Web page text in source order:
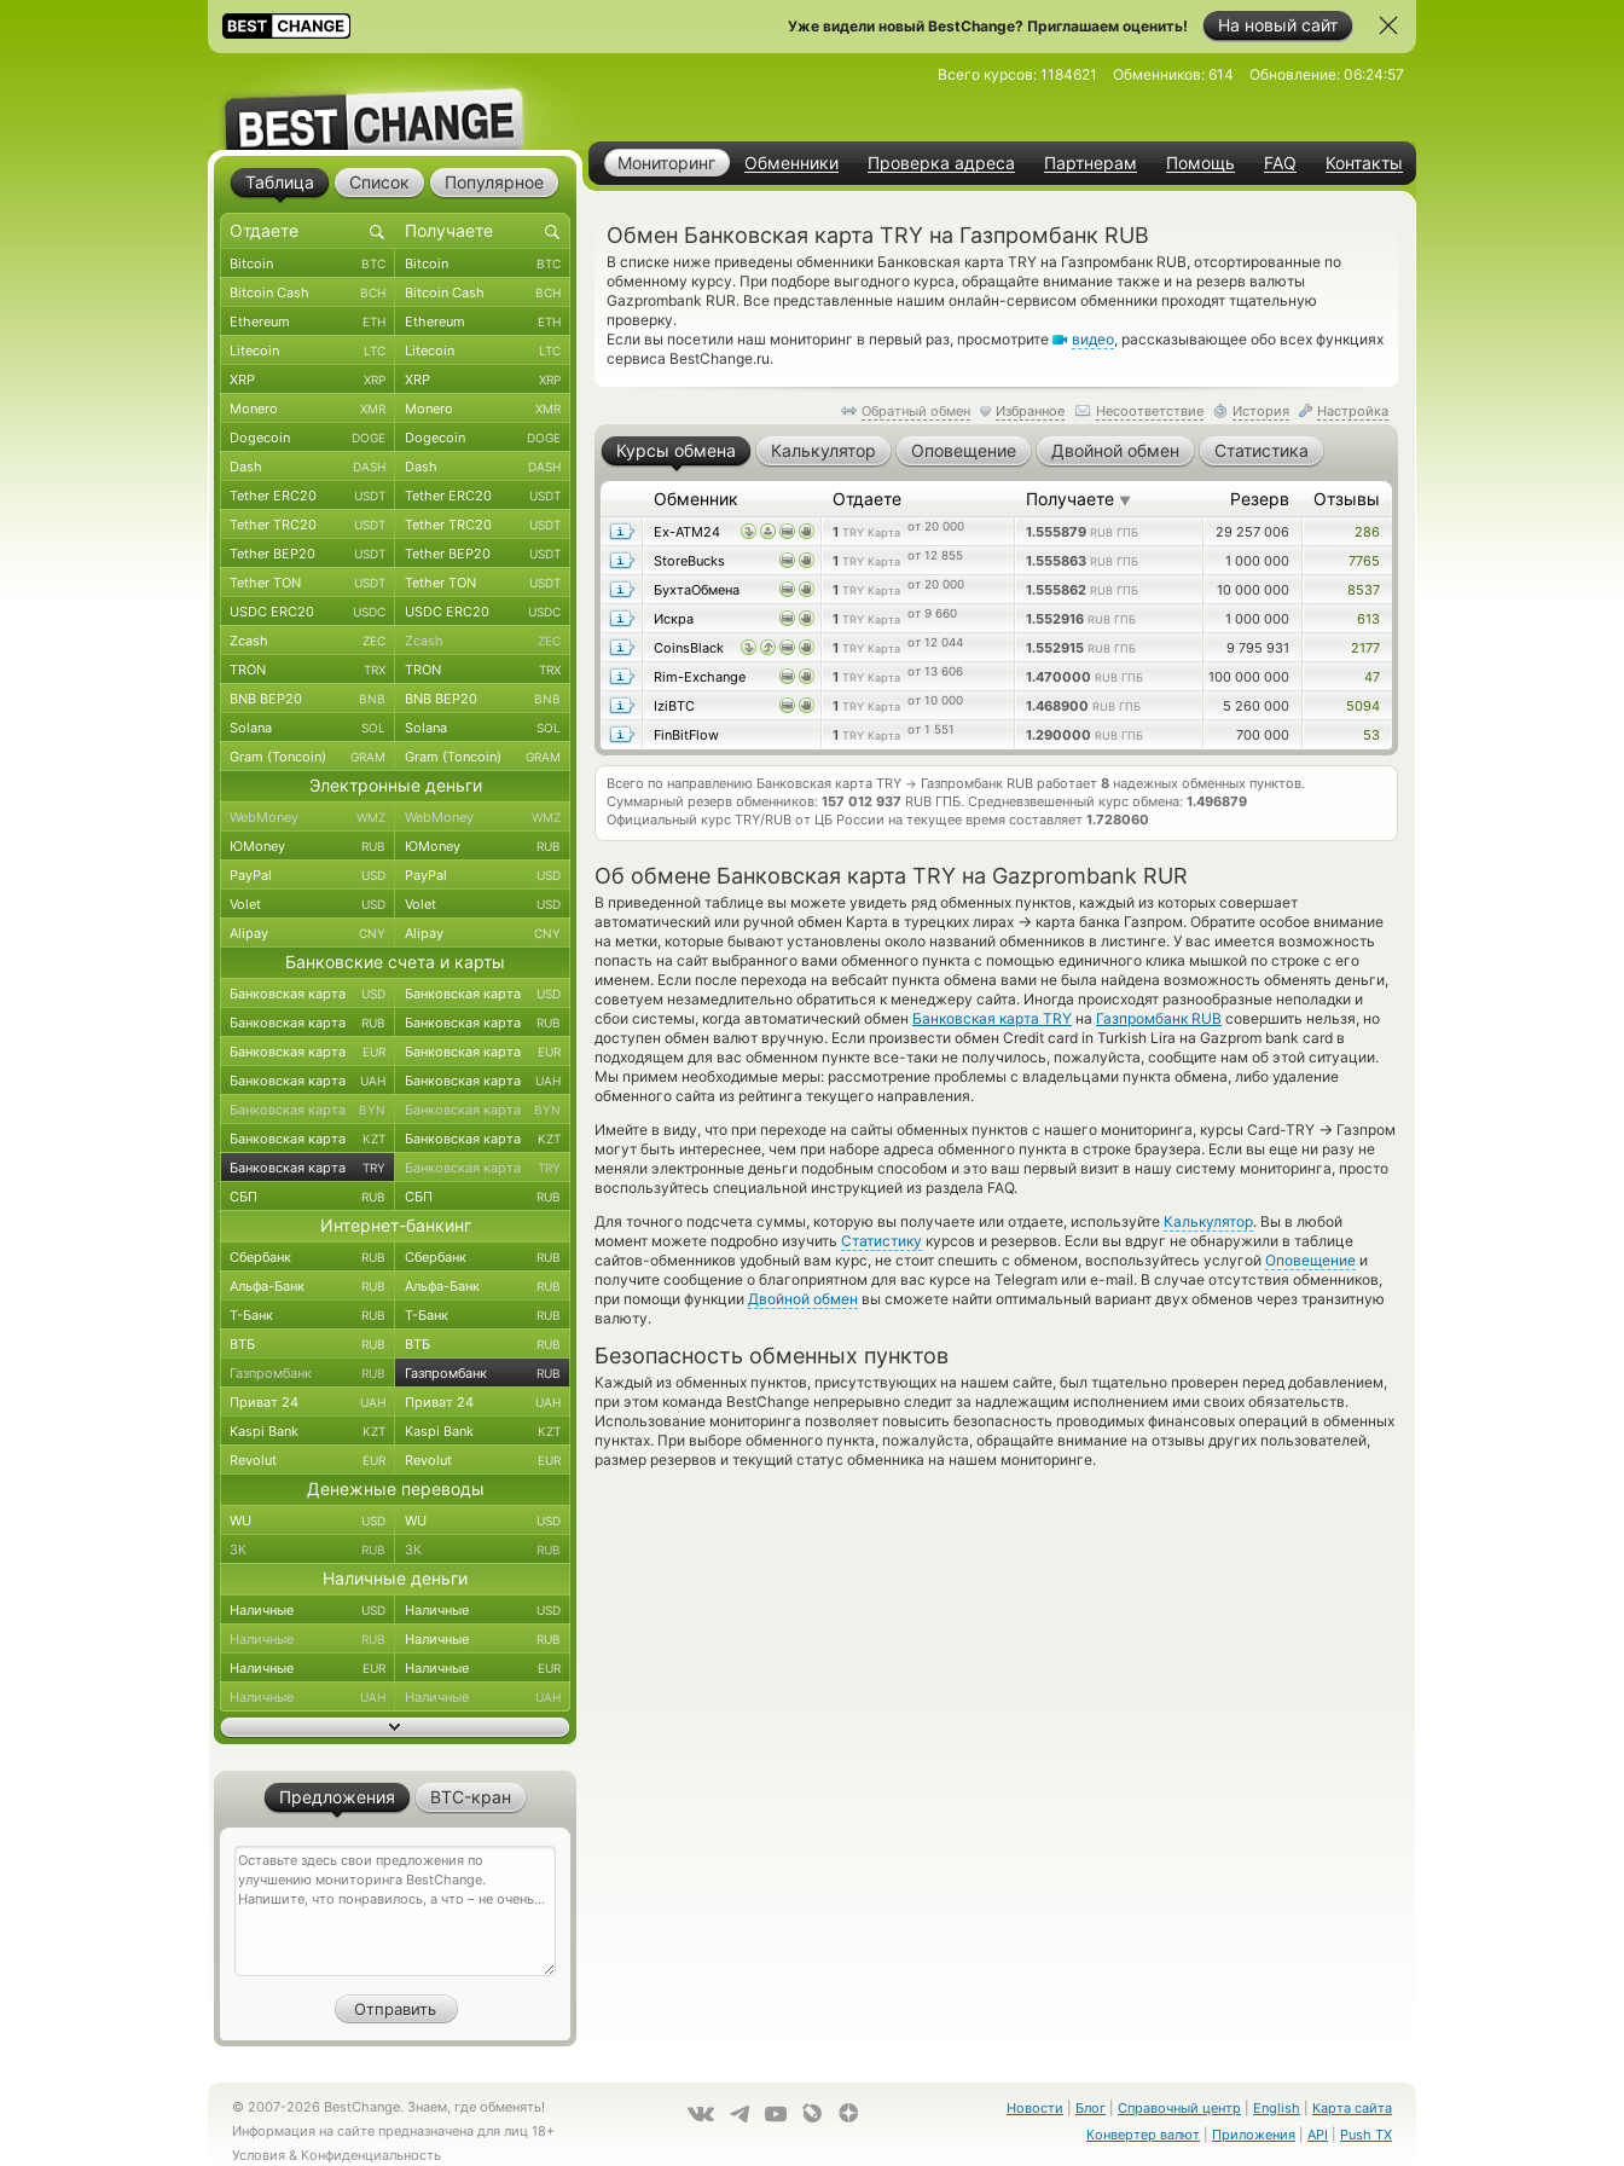
На новый сайт
Уже видели новый BestChange? Приглашаем оценить!
Мониторинг Обменники Проверка адреса Партнерам Помощь FAQ Контакты
Всего курсов: 1184621 Обменников: 614 Обновление: 06:24:57
Обмен Банковская карта TRY на Газпромбанк RUB
В списке ниже приведены обменники Банковская карта TRY на Газпромбанк RUB, отсортированные по
обменному курсу. При подборе выгодного курса, обращайте внимание также и на резерв валюты
Gazprombank RUR. Все представленные нашим онлайн-сервисом обменники проходят тщательную
проверку.
Если вы посетили наш мониторинг в первый раз, просмотрите
видео, рассказывающее обо всех функциях
сервиса BestChange.ru.
Обратный обмен Избранное Несоответствие История Настройка
Курсы обмена Калькулятор Оповещение Двойной обмен Статистика
Обменник Отдаете Получаете ▼ Резерв Отзывы
Ex-ATM24 1 TRY Карта от 20 000 1.555879 RUB ГПБ 29 257 006
286
StoreBucks
1 TRY Карта от 12 855 1.555863 RUB ГПБ 1 000 000
7765
БухтаОбмена
1 TRY Карта от 20 000 1.555862 RUB ГПБ 10 000 000
8537
Искра
1 TRY Карта от 9 660 1.552916 RUB ГПБ 1 000 000
613
CoinsBlack
1 TRY Карта от 12 044 1.552915 RUB ГПБ 9 795 931
2177
Rim-Exchange
1 TRY Карта от 13 606 1.470000 RUB ГПБ 100 000 000
47
IziBTC
1 TRY Карта от 10 000 1.468900 RUB ГПБ 5 260 000
5094
FinBitFlow
1 TRY Карта от 1 551 1.290000 RUB ГПБ 700 000 53
Всего по направлению Банковская карта TRY → Газпромбанк RUB работает 8 надежных обменных пунктов.
Суммарный резерв обменников: 157 012 937 RUB ГПБ. Средневзвешенный курс обмена: 1.496879
Официальный курс TRY/RUB от ЦБ России на текущее время составляет 1.728060
Об обмене Банковская карта TRY на Gazprombank RUR
В приведенной таблице вы можете увидеть ряд обменных пунктов, каждый из которых совершает
автоматический или ручной обмен Карта в турецких лирах → карта банка Газпром. Обратите особое внимание
на метки, которые бывают установлены около названий обменников в листинге. У вас имеется возможность
попасть на сайт выбранного вами обменного пункта с помощью единичного клика мышкой по строке с его
именем. Если после перехода на вебсайт пункта обмена вами не была найдена возможность обменять деньги,
советуем незамедлительно обратиться к менеджеру сайта. Иногда происходят разнообразные неполадки и
сбои системы, когда автоматический обмен Банковская карта TRY на Газпромбанк RUB совершить нельзя, но
доступен обмен валют вручную. Если произвести обмен Credit card in Turkish Lira на Gazprom bank card в
подходящем для вас обменном пункте все-таки не получилось, пожалуйста, сообщите нам об этой ситуации.
Мы примем необходимые меры: рассмотрение проблемы с владельцами пункта обмена, либо удаление
обменного сайта из рейтинга текущего направления.
Имейте в виду, что при переходе на сайты обменных пунктов с нашего мониторинга, курсы Card-TRY → Газпром
могут быть интереснее, чем при наборе адреса обменного пункта в строке браузера. Если вы еще ни разу не
меняли электронные деньги подобным способом и это ваш первый визит в нашу систему мониторинга, просто
воспользуйтесь специальной инструкцией из раздела FAQ.
Для точного подсчета суммы, которую вы получаете или отдаете, используйте Калькулятор. Вы в любой
момент можете подробно изучить Статистику курсов и резервов. Если вы вдруг не обнаружили в таблице
сайтов-обменников удобный вам курс, не стоит спешить с обменом, воспользуйтесь услугой Оповещение и
получите сообщение о благоприятном для вас курсе на Telegram или e-mail. В случае отсутствия обменников,
при помощи функции Двойной обмен вы сможете найти оптимальный вариант двух обменов через транзитную
валюту.
Безопасность обменных пунктов
Каждый из обменных пунктов, присутствующих на нашем сайте, был тщательно проверен перед добавлением,
при этом команда BestChange непрерывно следит за надлежащим исполнением ими своих обязательств.
Использование мониторинга позволяет повысить безопасность проводимых финансовых операций в обменных
пунктах. При выборе обменного пункта, пожалуйста, обращайте внимание на отзывы других пользователей,
размер резервов и текущий статус обменника на нашем мониторинге.
Таблица Список Популярное
Bitcoin BTC Bitcoin BTC
Bitcoin Cash BCH Bitcoin Cash BCH
Ethereum ETH Ethereum ETH
Litecoin LTC Litecoin LTC
XRP XRP XRP XRP
Monero XMR Monero XMR
Dogecoin DOGE Dogecoin DOGE
Dash DASH Dash DASH
Tether ERC20 USDT Tether ERC20 USDT
Tether TRC20 USDT Tether TRC20 USDT
Tether BEP20 USDT Tether BEP20 USDT
Tether TON USDT Tether TON USDT
USDC ERC20 USDC USDC ERC20 USDC
Zcash ZEC Zcash ZEC
TRON TRX TRON TRX
BNB BEP20 BNB BNB BEP20 BNB
Solana SOL Solana SOL
Gram (Toncoin) GRAM Gram (Toncoin) GRAM
Электронные деньги
WebMoney WMZ WebMoney WMZ
ЮMoney RUB ЮMoney RUB
PayPal USD PayPal USD
Volet USD Volet USD
Alipay CNY Alipay CNY
Банковские счета и карты
Банковская карта USD Банковская карта USD
Банковская карта RUB Банковская карта RUB
Банковская карта EUR Банковская карта EUR
Банковская карта UAH Банковская карта UAH
Банковская карта BYN Банковская карта BYN
Банковская карта KZT Банковская карта KZT
Банковская карта TRY Банковская карта TRY
СБП RUB СБП RUB
Интернет-банкинг
Сбербанк RUB Сбербанк RUB
Альфа-Банк RUB Альфа-Банк RUB
Т-Банк RUB Т-Банк RUB
ВТБ RUB ВТБ RUB
Газпромбанк RUB Газпромбанк RUB
Приват 24 UAH Приват 24 UAH
Kaspi Bank KZT Kaspi Bank KZT
Revolut EUR Revolut EUR
Денежные переводы
WU USD WU USD
ЗК RUB ЗК RUB
Наличные деньги
Наличные USD Наличные USD
Наличные RUB Наличные RUB
Наличные EUR Наличные EUR
Наличные UAH Наличные UAH
Предложения BTC-кран
© 2007-2026 BestChange. Знаем, где обменять!
Информация на сайте предназначена для лиц 18+
Условия & Конфиденциальность
Новости Блог Справочный центр English
Карта сайта
Конвертер валют
Приложения API Push TX